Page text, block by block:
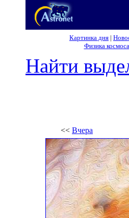
Картинка дня |
Физика космоса
Найти
<< Вчера